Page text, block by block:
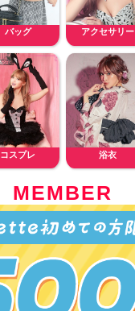
バッグ アクセサリー
コスプレ 浴衣
MEMBER